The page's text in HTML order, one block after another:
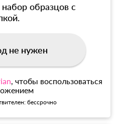
образцов с
не нужен
, чтобы воспользоваться
бессрочно